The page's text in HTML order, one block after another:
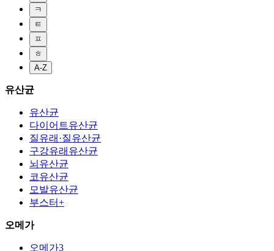
ㅋ
ㅌ
ㅍ
ㅎ
A-Z
유산균
유산균
다이어트유산균
질유래·질유산균
구강유래유산균
뇌유산균
코유산균
모발유산균
부스터+
오메가
오메가3